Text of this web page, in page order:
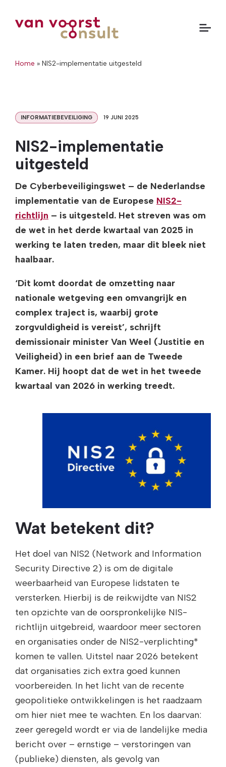
Home » NIS2-implementatie uitgesteld
INFORMATIEBEVEILIGING 19 JUNI 2025
NIS2-implementatie
uitgesteld
De Cyberbeveiligingswet – de Nederlandse
implementatie van de Europese NIS2-
richtlijn – is uitgesteld. Het streven was om
de wet in het derde kwartaal van 2025 in
werking te laten treden, maar dit bleek niet
haalbaar.
‘Dit komt doordat de omzetting naar
nationale wetgeving een omvangrijk en
complex traject is, waarbij grote
zorgvuldigheid is vereist’, schrijft
demissionair minister Van Weel (Justitie en
Veiligheid) in een brief aan de Tweede
Kamer. Hij hoopt dat de wet in het tweede
kwartaal van 2026 in werking treedt.
Wat betekent dit?
Het doel van NIS2 (Network and Information
Security Directive 2) is om de digitale
weerbaarheid van Europese lidstaten te
versterken. Hierbij is de reikwijdte van NIS2
ten opzichte van de oorspronkelijke NIS-
richtlijn uitgebreid, waardoor meer sectoren
en organisaties onder de NIS2-verplichting*
komen te vallen. Uitstel naar 2026 betekent
dat organisaties zich extra goed kunnen
voorbereiden. In het licht van de recente
geopolitieke ontwikkelingen is het raadzaam
om hier niet mee te wachten. En los daarvan:
zeer geregeld wordt er via de landelijke media
bericht over – ernstige – verstoringen van
(publieke) diensten, als gevolg van